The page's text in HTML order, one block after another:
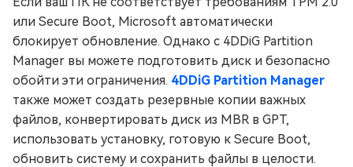
или Secure Boot, Microsoft автоматически
блокирует обновление. Однако с 4DDiG Partition
Manager вы можете подготовить диск и безопасно
обойти эти ограничения. 4DDiG Partition Manager
также может создать резервные копии важных
файлов, конвертировать диск из MBR в GPT,
использовать установку, готовую к Secure Boot,
обновить систему и сохранить файлы в целости.